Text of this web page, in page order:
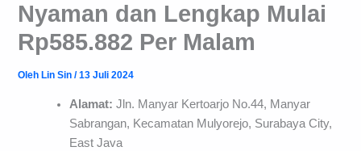
Nyaman dan Lengkap Mulai
Rp585.882 Per Malam
Oleh Lin Sin/13 Juli 2024
Alamat: Jln. Manyar Kertoarjo No.44, Manyar
Sabrangan, Kecamatan Mulyorejo, Surabaya City,
East Java